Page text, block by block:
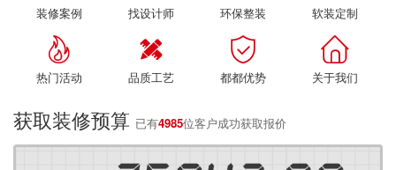
装修案例 找设计师 环保整装 软装定制

热门活动

品质工艺

都都优势

关于我们
获取装修预算 已有4985位客户成功获取报价